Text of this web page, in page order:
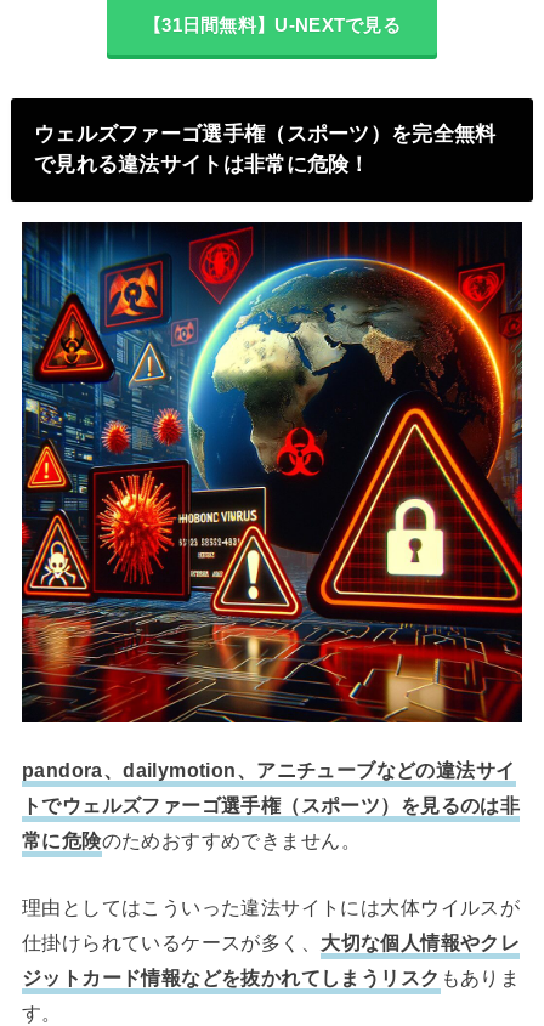
【31日間無料】U-NEXTで見る
ウェルズファーゴ選手権（スポーツ）を完全無料
で見れる違法サイトは非常に危険！
pandora、dailymotion、アニチューブなどの違法サイ
トでウェルズファーゴ選手権（スポーツ）を見るのは非
常に危険のためおすすめできません。
理由としてはこういった違法サイトには大体ウイルスが
仕掛けられているケースが多く、 大切な個人情報やクレ
ジットカード情報などを抜かれてしまうリスク もありま
す。